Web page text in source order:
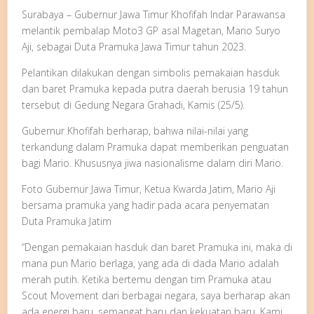
Surabaya – Gubernur Jawa Timur Khofifah Indar Parawansa
melantik pembalap Moto3 GP asal Magetan, Mario Suryo
Aji, sebagai Duta Pramuka Jawa Timur tahun 2023.
Pelantikan dilakukan dengan simbolis pemakaian hasduk
dan baret Pramuka kepada putra daerah berusia 19 tahun
tersebut di Gedung Negara Grahadi, Kamis (25/5).
Gubernur Khofifah berharap, bahwa nilai-nilai yang
terkandung dalam Pramuka dapat memberikan penguatan
bagi Mario. Khususnya jiwa nasionalisme dalam diri Mario.
Foto Gubernur Jawa Timur, Ketua Kwarda Jatim, Mario Aji
bersama pramuka yang hadir pada acara penyematan
Duta Pramuka Jatim
“Dengan pemakaian hasduk dan baret Pramuka ini, maka di
mana pun Mario berlaga, yang ada di dada Mario adalah
merah putih. Ketika bertemu dengan tim Pramuka atau
Scout Movement dari berbagai negara, saya berharap akan